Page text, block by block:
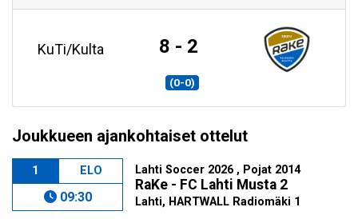
KuTi/Kulta 8 - 2
(0-0)
Joukkueen ajankohtaiset ottelut
1 ELO
09:30
Lahti Soccer 2026 , Pojat 2014
RaKe - FC Lahti Musta 2
Lahti, HARTWALL Radiomäki 1